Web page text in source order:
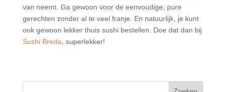
van neemt. Ga gewoon voor de eenvoudige, pure
gerechten zonder al te veel franje. En natuurlijk, je kunt
ook gewoon lekker thuis sushi bestellen. Doe dat dan bij
Sushi Breda , superlekker!